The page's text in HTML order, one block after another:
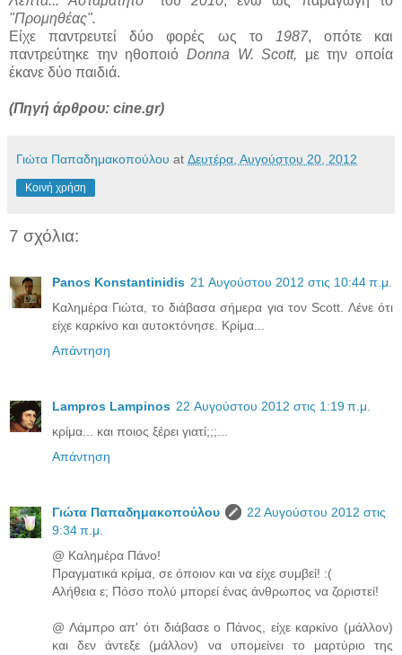
"Προμηθέας".
Είχε παντρευτεί δύο φορές ως το1987, οπότε και
παντρεύτηκε την ηθοποιό Donna W. Scott, με την οποία
έκανε δύο παιδιά.
(Πηγή άρθρου: cine.gr)
Γιώτα Παπαδημακοπούλου at Δευτέρα, Αυγούστου 20, 2012
Κοινή χρήση
7 σχόλια:
Panos Konstantinidis 21 Αυγούστου 2012 στις 10:44 π.μ.
Καλημέρα Γιώτα, το διάβασα σήμερα για τον Scott. Λένε ότι
είχε καρκίνο και αυτοκτόνησε. Κρίμα...
Απάντηση
Lampros Lampinos 22 Αυγούστου 2012 στις 1:19 π.μ.
κρίμα... και ποιος ξέρει γιατί;;;...
Απάντηση
Γιώτα Παπαδημακοπούλου
22 Αυγούστου 2012 στις
9:34 π.μ.
@ Καλημέρα Πάνο!
Πραγματικά κρίμα, σε όποιον και να είχε συμβεί! :(
Αλήθεια ε; Πόσο πολύ μπορεί ένας άνθρωπος να ζοριστεί!
@ Λάμπρο απ' ότι διάβασε ο Πάνος, είχε καρκίνο (μάλλον)
και δεν άντεξε (μάλλον) να υπομείνει το μαρτύριο της